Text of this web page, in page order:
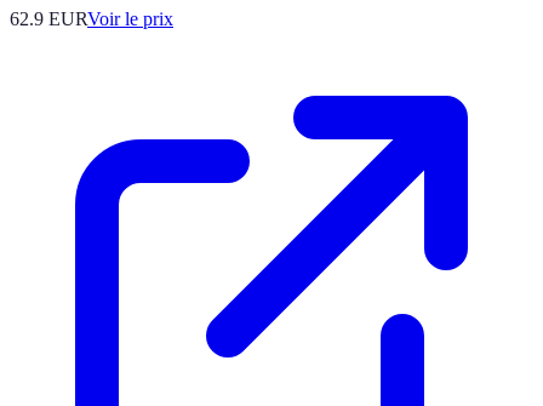
62.9 EURVoir le prix